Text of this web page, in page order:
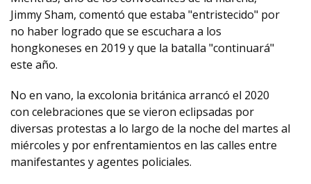
Jimmy Sham, comentó que estaba "entristecido" por
no haber logrado que se escuchara a los
hongkoneses en 2019 y que la batalla "continuará"
este año.
No en vano, la excolonia británica arrancó el 2020
con celebraciones que se vieron eclipsadas por
diversas protestas a lo largo de la noche del martes al
miércoles y por enfrentamientos en las calles entre
manifestantes y agentes policiales.